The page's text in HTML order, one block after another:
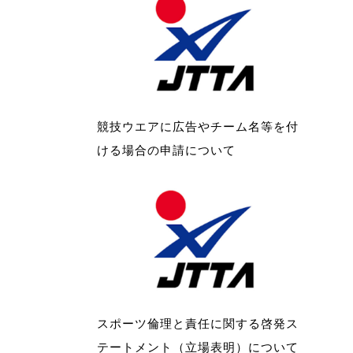
競技ウエアに広告やチーム名等を付
ける場合の申請について
スポーツ倫理と責任に関する啓発ス
テートメント（立場表明）について